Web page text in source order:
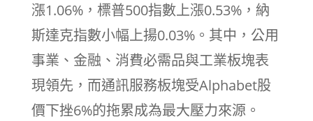
漲1.06%，標普500指數上漲0.53%，納
斯達克指數小幅上揚0.03%。其中，公用
事業、金融、消費必需品與工業板塊表
現領先，而通訊服務板塊受Alphabet股
價下挫6%的拖累成為最大壓力來源。